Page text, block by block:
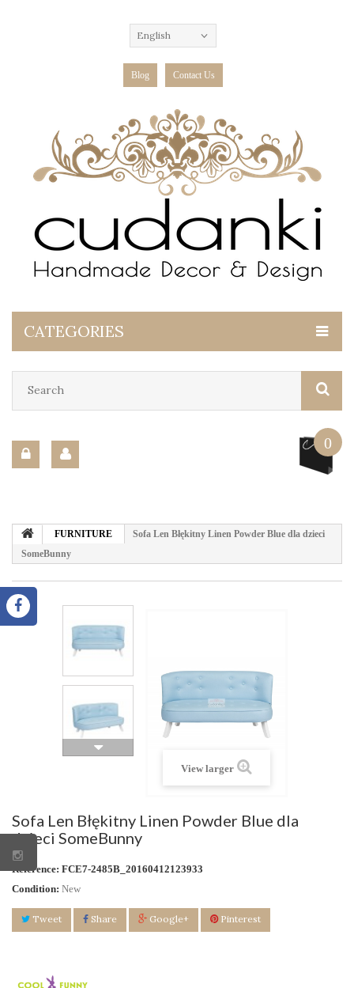
English
Blog Contact Us
CATEGORIES
0
FURNITURE
Sofa Len Błękitny Linen Powder Blue dla dzieci
SomeBunny
View larger
Sofa Len Błękitny Linen Powder Blue dla
dzieci SomeBunny
Reference: FCE7-2485B_20160412123933
Condition: New
Tweet Share Google+ Pinterest